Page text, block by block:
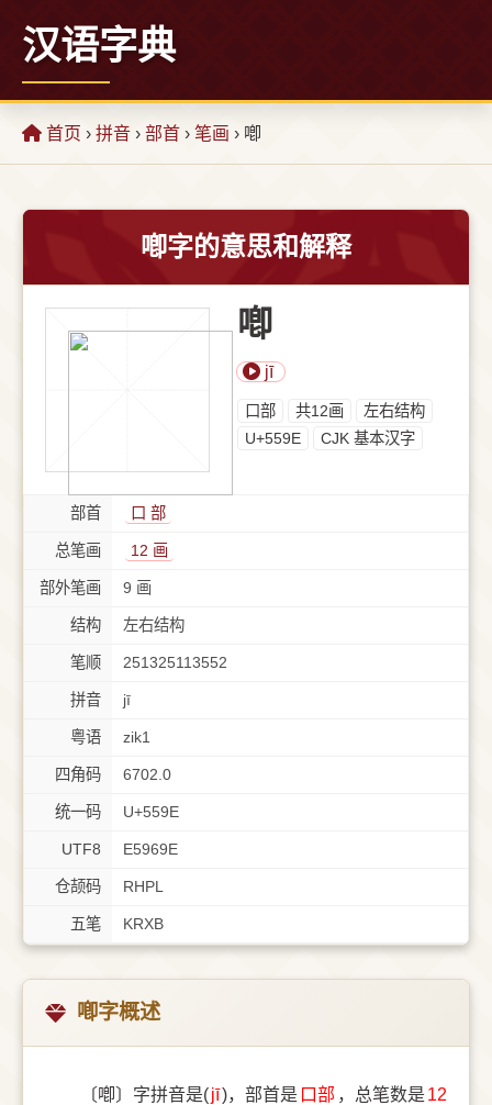
汉语字典
首页 › 拼音 › 部首 › 笔画 › 喞
喞字的意思和解释
喞
jī
⼝部 共12画
左右结构
U+559E
CJK 基本汉字
部首 ⼝ 部
总笔画 12 画
部外笔画 9 画
结构 左右结构
笔顺 251325113552
拼音 jī
粤语 zik1
四角码 6702.0
统一码 U+559E
UTF8 E5969E
仓颉码 RHPL
五笔 KRXB
喞字概述
〔喞〕字拼音是(jī)，部首是 ⼝部 ，总笔数是 12